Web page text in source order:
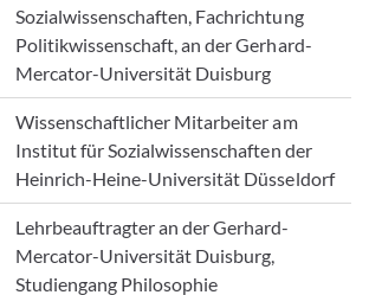
Sozialwissenschaften, Fachrichtung
Politikwissenschaft, an der Gerhard-
Mercator-Universität Duisburg
Wissenschaftlicher Mitarbeiter am
Institut für Sozialwissenschaften der
Heinrich-Heine-Universität Düsseldorf
Lehrbeauftragter an der Gerhard-
Mercator-Universität Duisburg,
Studiengang Philosophie